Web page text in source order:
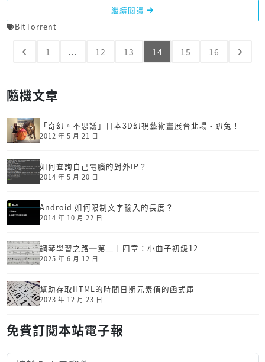
繼續閱讀
BitTorrent
1 ... 12 13 14 15 16
隨機文章
「奇幻。不思議」日本3D幻視藝術畫展台北場 - 趴兔！
2012 年 5 月 21 日
如何查詢自己電腦的對外IP？
2014 年 5 月 20 日
Android 如何限制文字輸入的長度？
2014 年 10 月 22 日
鋼琴學習之路─第二十四章：小曲子初級12
2025 年 6 月 12 日
幫助存取HTML的時間日期元素值的函式庫
2023 年 12 月 23 日
免費訂閱本站電子報